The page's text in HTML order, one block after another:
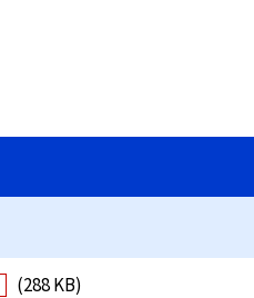
(288 KB)